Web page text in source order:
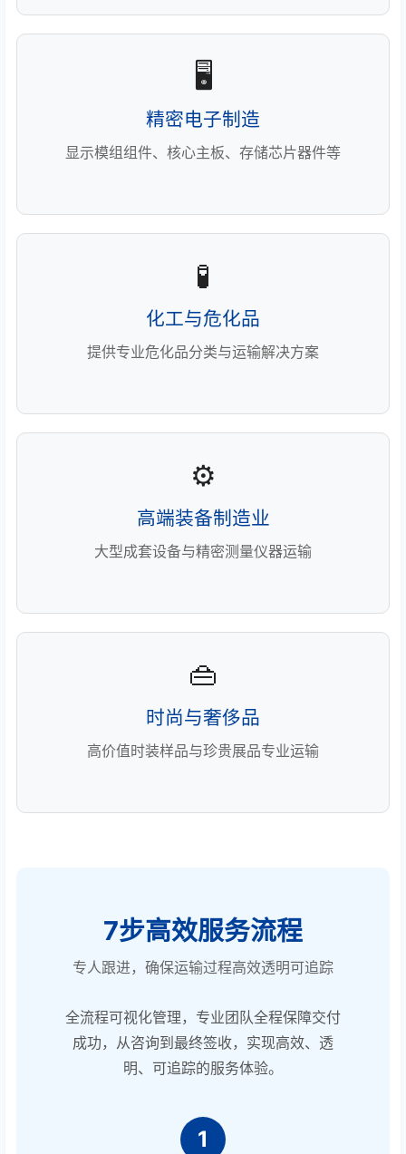
🖥️
精密电子制造
显示模组组件、核心主板、存储芯片器件等
🧪
化工与危化品
提供专业危化品分类与运输解决方案
⚙️
高端装备制造业
大型成套设备与精密测量仪器运输
👜
时尚与奢侈品
高价值时装样品与珍贵展品专业运输
7步高效服务流程
专人跟进，确保运输过程高效透明可追踪
全流程可视化管理，专业团队全程保障交付
成功，从咨询到最终签收，实现高效、透
明、可追踪的服务体验。
1